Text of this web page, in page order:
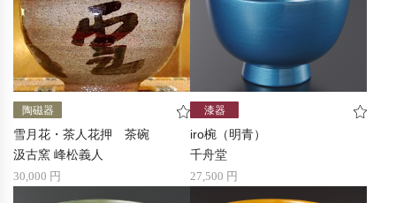
陶磁器
雪月花・茶人花押 茶碗
汲古窯 峰松義人
30,000 円
漆器
iro椀（明青）
千舟堂
27,500 円